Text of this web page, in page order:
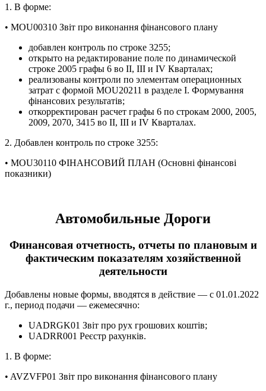
1. В форме:
• MOU00310 Звіт про виконання фінансового плану
добавлен контроль по строке 3255;
открыто на редактирование поле по динамической
строке 2005 графы 6 во ІІ, ІІІ и ІV Кварталах;
реализованы контроли по элементам операционных
затрат с формой MOU20211 в разделе I. Формування
фінансових результатів;
откорректирован расчет графы 6 по строкам 2000, 2005,
2009, 2070, 3415 во ІІ, ІІІ и ІV Кварталах.
2. Добавлен контроль по строке 3255:
• MOU30110 ФІНАНСОВИЙ ПЛАН (Основні фінансові
показники)
Автомобильные Дороги
Финансовая отчетность, отчеты по плановым и
фактическим показателям хозяйственной
деятельности
Добавлены новые формы, вводятся в действие — с 01.01.2022
г., период подачи — ежемесячно:
UADRGK01 Звіт про рух грошових коштів;
UADRR001 Реєстр рахунків.
1. В форме:
• AVZVFP01 Звіт про виконання фінансового плану